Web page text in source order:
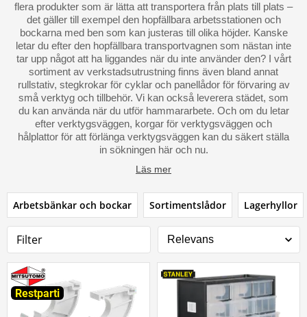
flera produkter som är lätta att transportera från plats till plats –
det gäller till exempel den hopfällbara arbetsstationen och
bockarna med ben som kan justeras till olika höjder. Kanske
letar du efter den hopfällbara transportvagnen som nästan inte
tar upp något att ha liggandes när du inte använder den? I vårt
sortiment av verkstadsutrustning finns även bland annat
rullstativ, stegkrokar för cyklar och panellådor för förvaring av
små verktyg och tillbehör. Vi kan också leverera städet, som
du kan använda när du utför hammararbete. Och om du letar
efter verktygsväggen, korgar för verktygsväggen och
hålplattor för att förlänga verktygsväggen kan du säkert ställa
in sökningen här och nu.
Läs mer
Arbetsbänkar och bockar Sortimentslådor Lagerhyllor
Filter
Restparti